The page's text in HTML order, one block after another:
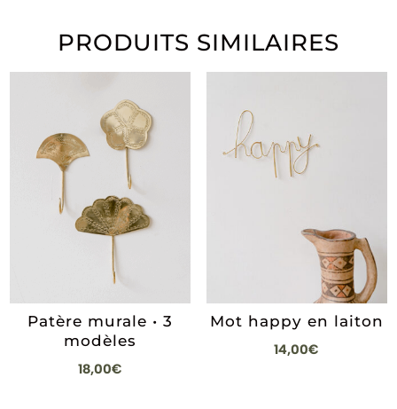
PRODUITS SIMILAIRES
Patère murale • 3
modèles
18,00€
Mot happy en laiton
14,00€